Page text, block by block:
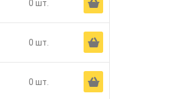
0 шт.
0 шт. Ä
0 шт. Ä